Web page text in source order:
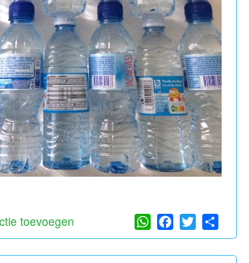
toevoegen WhatsApp
Facebook
Twitter